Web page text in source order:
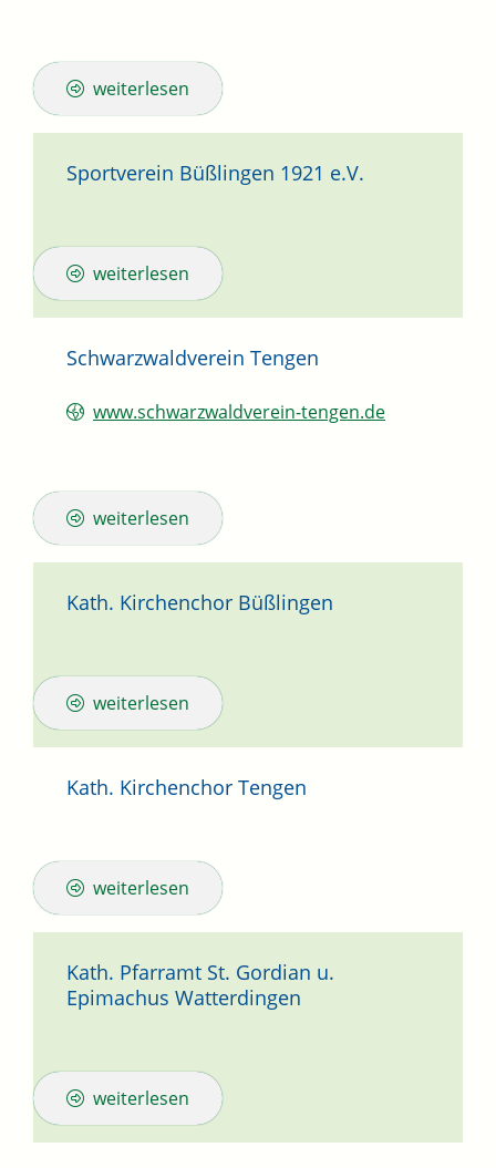
weiterlesen
Sportverein Büßlingen 1921 e.V.
weiterlesen
Schwarzwaldverein Tengen
www.schwarzwaldverein-tengen.de
weiterlesen
Kath. Kirchenchor Büßlingen
weiterlesen
Kath. Kirchenchor Tengen
weiterlesen
Kath. Pfarramt St. Gordian u.
Epimachus Watterdingen
weiterlesen